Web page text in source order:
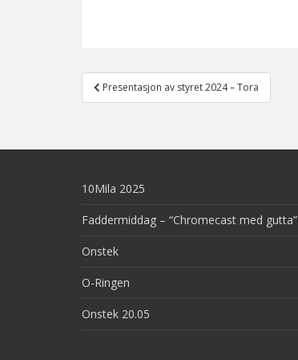
Post
navigation
Presentasjon av styret 2024 – Tora
10Mila 2025
Faddermiddag – “Chromecast med gutta”
Onstek
O-Ringen
Onstek 20.05